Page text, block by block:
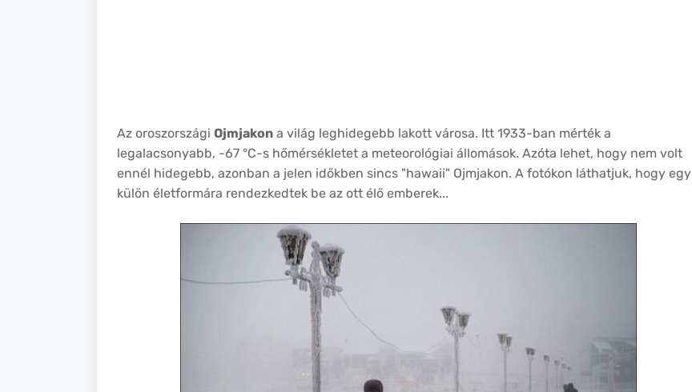
Az oroszországi Ojmjakona világ leghidegebb lakott városa. Itt 1933-ban mérték a
legalacsonyabb, -67 °C-s hőmérsékletet a meteorológiai állomások. Azóta lehet, hogy nem volt
ennél hidegebb, azonban a jelen időkben sincs "hawaii" Ojmjakon. A fotókon láthatjuk, hogy egy
külön életformára rendezkedtek be az ott élő emberek...